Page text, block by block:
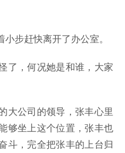
步赶快离开了办公室。
了，何况她是和谁，大家
大公司的领导，张丰心里
够坐上这个位置，张丰也
斗，完全把张丰的上台归